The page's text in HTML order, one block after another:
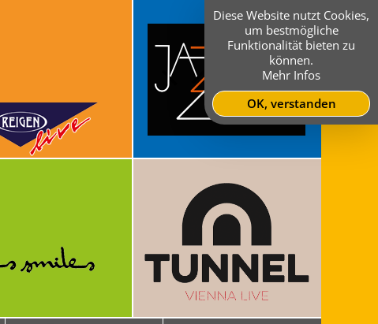
Diese Website nutzt Cookies,
um bestmögliche
Funktionalität bieten zu
können.
Mehr Infos
OK, verstanden